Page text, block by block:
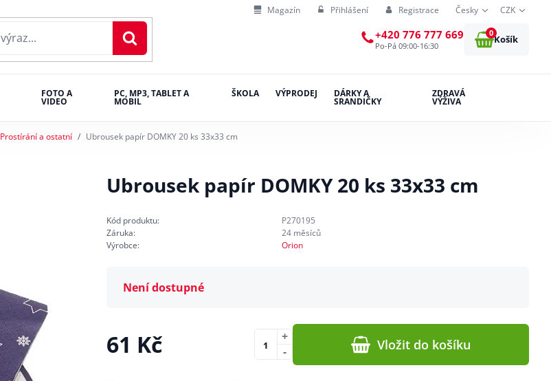
Magazín Přihlášení Registrace Česky CZK
+420 776 777 669
Po-Pá 09:00-16:30
0
Košík
FOTO A
VIDEO
PC, MP3, TABLET A
MOBIL
ŠKOLA VÝPRODEJ DÁRKY A
SRANDIČKY
ZDRAVÁ
VÝŽIVA
Prostírání a ostatní Ubrousek papír DOMKY 20 ks 33x33 cm
Ubrousek papír DOMKY 20 ks 33x33 cm
Kód produktu:
P270195
Záruka:
24 měsíců
Výrobce:
Orion
Není dostupné
61 Kč -
+ Vložit do košíku